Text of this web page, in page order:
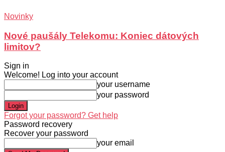
Novinky
Nové paušály Telekomu: Koniec dátových
limitov?
Sign in
Welcome! Log into your account
your username
your password
Forgot your password? Get help
Password recovery
Recover your password
your email